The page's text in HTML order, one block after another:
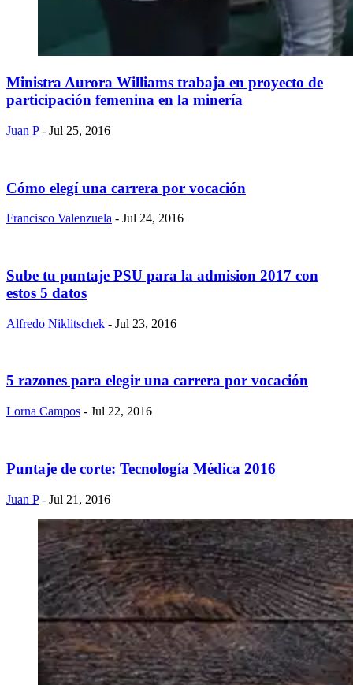
Ministra Aurora Williams trabaja en proyecto de
participación femenina en la minería
Juan P - Jul 25, 2016
Cómo elegí una carrera por vocación
Francisco Valenzuela - Jul 24, 2016
Sube tu puntaje PSU para la admision 2017 con
estos 5 datos
Alfredo Niklitschek - Jul 23, 2016
5 razones para elegir una carrera por vocación
Lorna Campos - Jul 22, 2016
Puntaje de corte: Tecnología Médica 2016
Juan P - Jul 21, 2016